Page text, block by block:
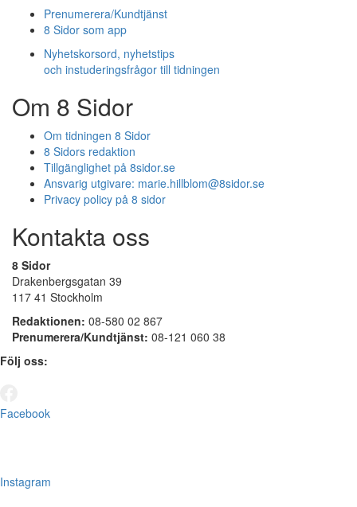
Prenumerera/Kundtjänst
8 Sidor som app
Nyhetskorsord, nyhetstips
och instuderingsfrågor till tidningen
Om 8 Sidor
Om tidningen 8 Sidor
8 Sidors redaktion
Tillgänglighet på 8sidor.se
Ansvarig utgivare: marie.hillblom@8sidor.se
Privacy policy på 8 sidor
Kontakta oss
8 Sidor
Drakenbergsgatan 39
117 41 Stockholm
Redaktionen: 08-580 02 867
Prenumerera/Kundtjänst: 08-121 060 38
Följ oss:
Facebook
Instagram